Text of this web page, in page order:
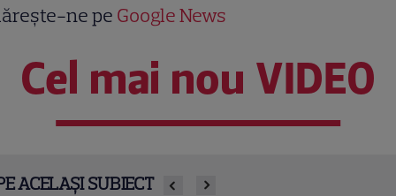
ne pe Google News
Cel mai nou VIDEO
ACELAȘI SUBIECT